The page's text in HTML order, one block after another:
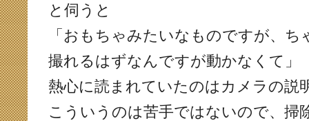
と伺うと
「おもちゃみたいなものですが、
撮れるはずなんですが動かなくて」
熱心に読まれていたのはカメラの説
こういうのは苦手ではないので、掃